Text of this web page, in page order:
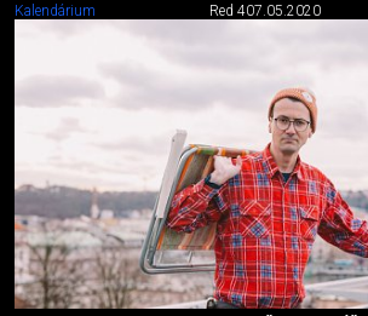
Kalendárium Red 407.05.2020